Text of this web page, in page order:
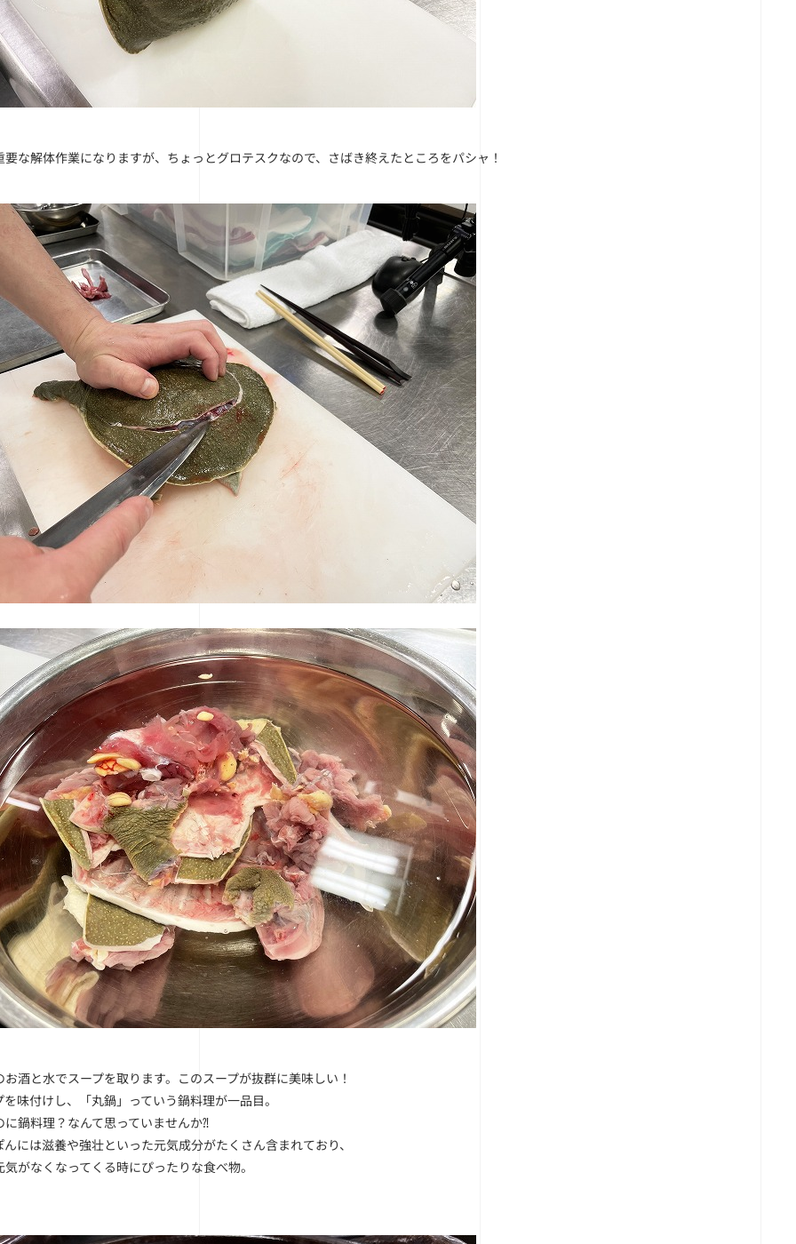
要な解体作業になりますが、ちょっとグロテスクなので、さばき終えたところをパシャ！
酒と水でスープを取ります。このスープが抜群に美味しい！
味付けし、「丸鍋」っていう鍋料理が一品目。
に鍋料理？なんて思っていませんか⁈
には滋養や強壮といった元気成分がたくさん含まれており、
がなくなってくる時にぴったりな食べ物。